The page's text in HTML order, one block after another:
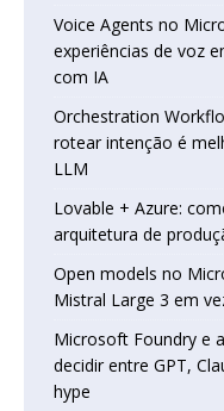
Voice Agents no
experiências de voz
com IA
Orchestration
rotear intenção é
LLM
Lovable + Azure:
arquitetura de
Open models no
Mistral Large 3 em
Microsoft Foundry e
decidir entre GPT,
hype